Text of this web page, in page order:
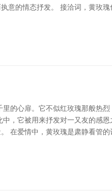
意的情态抒发。 接洽词，黄玫
的心扉。它不似红玫瑰那般热
，它被用来抒发对一又友的感
在爱情中，黄玫瑰是肃静看管